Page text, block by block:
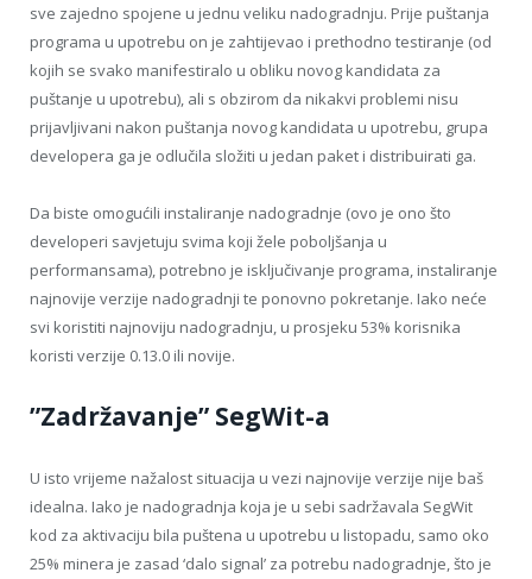
sve zajedno spojene u jednu veliku nadogradnju. Prije puštanja
programa u upotrebu on je zahtijevao i prethodno testiranje (od
kojih se svako manifestiralo u obliku novog kandidata za
puštanje u upotrebu), ali s obzirom da nikakvi problemi nisu
prijavljivani nakon puštanja novog kandidata u upotrebu, grupa
developera ga je odlučila složiti u jedan paket i distribuirati ga.
Da biste omogućili instaliranje nadogradnje (ovo je ono što
developeri savjetuju svima koji žele poboljšanja u
performansama), potrebno je isključivanje programa, instaliranje
najnovije verzije nadogradnji te ponovno pokretanje. Iako neće
svi koristiti najnoviju nadogradnju, u prosjeku 53% korisnika
koristi verzije 0.13.0 ili novije.
”Zadržavanje” SegWit-a
U isto vrijeme nažalost situacija u vezi najnovije verzije nije baš
idealna. Iako je nadogradnja koja je u sebi sadržavala SegWit
kod za aktivaciju bila puštena u upotrebu u listopadu, samo oko
25% minera je zasad ‘dalo signal’ za potrebu nadogradnje, što je